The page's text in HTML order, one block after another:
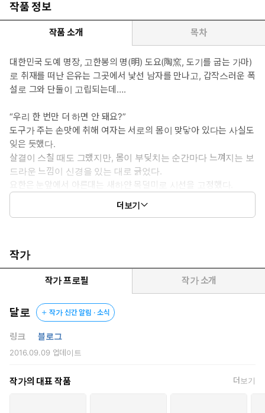
작품 정보
작품 소개 목차
대한민국 도예 명장, 고한봉의 명(明) 도요(陶窯, 도기를 굽는 가마)
로 취재를 떠난 은유는 그곳에서 낯선 남자를 만나고, 갑작스러운 폭
설로 그와 단둘이 고립되는데….
“우리 한 번만 더 하면 안 돼요?”
도구가 주는 손맛에 취해 여자는 서로의 몸이 맞닿아 있다는 사실도
잊은 듯했다.
살결이 스칠 때도 그랬지만, 몸이 부딪치는 순간마다 느껴지는 보
드라운 느낌이 신경을 있는 대로 긁었다.
요한은 눈앞에서 아른대는 새하얀 목덜미로 시선을 고정했다.
선이 곱고 가는 목덜미는 열에 절어 있던 밤과 다르게 티끌 한 점 없
이 깨끗했고, 몸이 들썩일 때마다 희미하게 풍겨 오는 달큼한 체취
턱 아래로 밀려오는 가냘픈 곡선을 유심히 응시하던 요한의 머릿
속에 문득 새하얀 목덜미에 이를 박아 넣고 싶다는 충동이 들었
그 순간 겹쳐진 손가락 사이가 땀으로 끈적해졌다.
꽉 비틀어 쥔 손가락이 더는 움직이지 못하고 허공에서 멎었다.
“요한 씨?”
천천히 고개를 돌린 은유의 눈동자가 당혹스럽게 흔들리고 있었
다.
그러나 발작하듯 거세게 뛰는 심장을 그녀도 함께 느꼈을 것이다.
상황을 감지한 은유의 표정이 어색하게 굳어 가는 것을 보며 요한은
더보기
작가
작가 프로필 작가 소개
달로 작가 신간 알림 · 소식
링크 블로그
2016.09.09 업데이트
작가의 대표 작품 더보기